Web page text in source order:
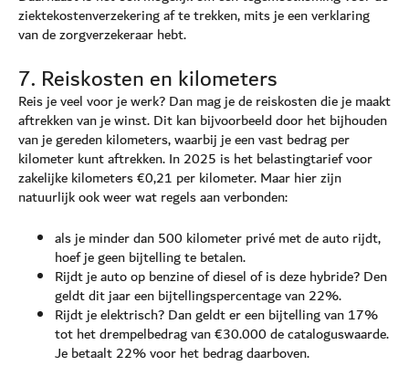
ziektekostenverzekering af te trekken, mits je een verklaring
van de zorgverzekeraar hebt.
7. Reiskosten en kilometers
Reis je veel voor je werk? Dan mag je de reiskosten die je maakt
aftrekken van je winst. Dit kan bijvoorbeeld door het bijhouden
van je gereden kilometers, waarbij je een vast bedrag per
kilometer kunt aftrekken. In 2025 is het belastingtarief voor
zakelijke kilometers €0,21 per kilometer. Maar hier zijn
natuurlijk ook weer wat regels aan verbonden:
als je minder dan 500 kilometer privé met de auto rijdt,
hoef je geen bijtelling te betalen.
Rijdt je auto op benzine of diesel of is deze hybride? Den
geldt dit jaar een bijtellingspercentage van 22%.
Rijdt je elektrisch? Dan geldt er een bijtelling van 17%
tot het drempelbedrag van €30.000 de cataloguswaarde.
Je betaalt 22% voor het bedrag daarboven.